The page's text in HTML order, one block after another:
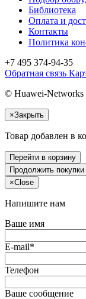
Библиотека
Оплата и
Контакты
Политика
+7 495 374-94-35
Обратная связь
© Huawei-
×Закрыть
Товар добавлен в
Перейти в корзину
Продолжить покупки
×Close
Напишите нам
Ваше имя
E-mail*
Телефон
Ваше сообщение